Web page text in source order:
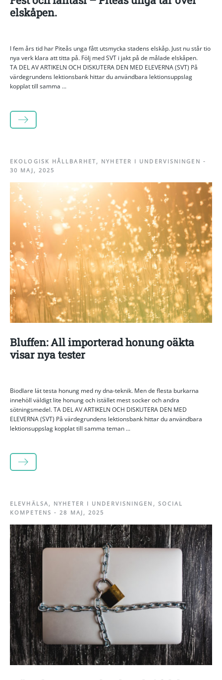
elskåpen.
I fem års tid har Piteås unga fått utsmycka stadens elskåp. Just nu står tio
nya verk klara att titta på. Följ med SVT i jakt på de målade elskåpen.
TA DEL AV ARTIKELN OCH DISKUTERA DEN MED ELEVERNA (SVT) På
värdegrundens lektionsbank hittar du användbara lektionsuppslag
kopplat till samma ...
LÄS MER
EKOLOGISK HÅLLBARHET, NYHETER I UNDERVISNINGEN -
30 MAJ, 2025
Bluffen: All importerad honung oäkta
visar nya tester
Biodlare lät testa honung med ny dna-teknik. Men de flesta burkarna
innehöll väldigt lite honung och istället mest socker och andra
sötningsmedel. TA DEL AV ARTIKELN OCH DISKUTERA DEN MED
ELEVERNA (SVT) På värdegrundens lektionsbank hittar du användbara
lektionsuppslag kopplat till samma teman ...
LÄS MER
ELEVHÄLSA, NYHETER I UNDERVISNINGEN , SOCIAL
KOMPETENS -28 MAJ, 2025